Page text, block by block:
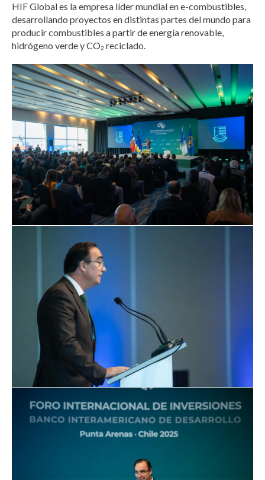
HIF Global es la empresa líder mundial en e-combustibles,
desarrollando proyectos en distintas partes del mundo para
producir combustibles a partir de energía renovable,
hidrógeno verde y CO₂ reciclado.